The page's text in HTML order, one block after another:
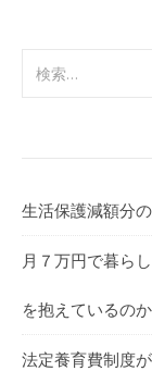
生活保護減額分
月７万円で暮ら
を抱えているのか
法定養育費制度